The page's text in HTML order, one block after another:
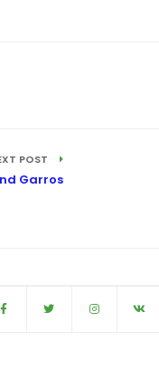
POST
Garros